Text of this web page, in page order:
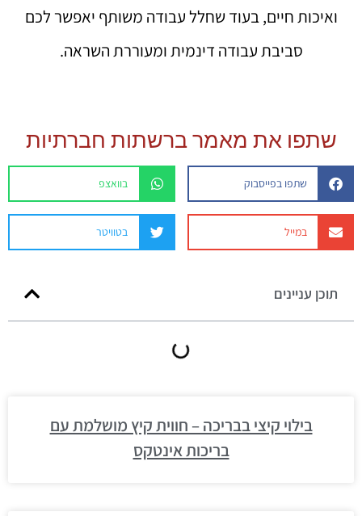
ואיכות חיים, בעוד שחלל עבודה משותף יאפשר לכם
סביבת עבודה דינמית ומעוררת השראה.
שתפו את מאמר ברשתות חברתיות
שתפו בפייסבוק בוואצפ
במייל בטוויטר
תוכן עניינים
בילוי קיצי בבריכה – חווית קיץ מושלמת עם
בריכות אינטקס